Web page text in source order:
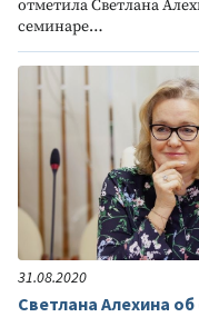
отметила Светлана
семинаре…
31.08.2020
Светлана Алехина